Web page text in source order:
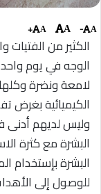
A
-
A
A
+
الكثير من
الوجه في يوم
لامعة ونضرة
الكيميائية بغرض
وليس لديهم أدنى
البشرة مع كثرة
البشرة بإستخدام
للوصول إلى